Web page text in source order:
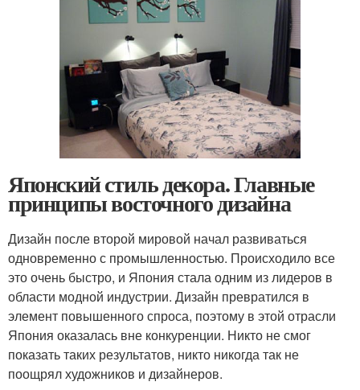
Японский стиль декора. Главные
принципы восточного дизайна
Дизайн после второй мировой начал развиваться
одновременно с промышленностью. Происходило все
это очень быстро, и Япония стала одним из лидеров в
области модной индустрии. Дизайн превратился в
элемент повышенного спроса, поэтому в этой отрасли
Япония оказалась вне конкуренции. Никто не смог
показать таких результатов, никто никогда так не
поощрял художников и дизайнеров.